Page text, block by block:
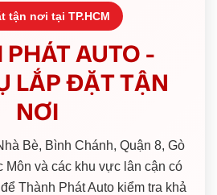
tận nơi tại TP.HCM
AUTO -
LẮP ĐẶT TẬN
NƠI
Bè, Bình Chánh, Quận 8, Gò
Môn và các khu vực lân cận có
Thành Phát Auto kiểm tra khả